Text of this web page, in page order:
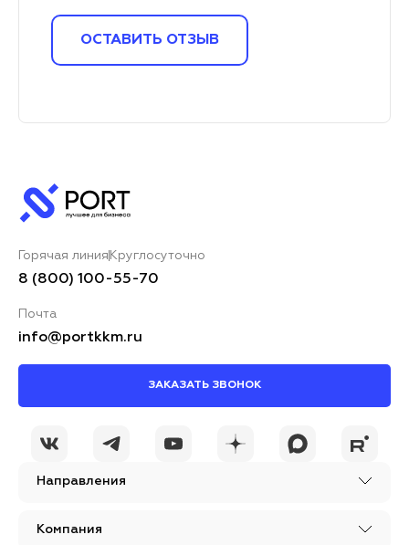
ОСТАВИТЬ ОТЗЫВ
Направления
Компания
Горячая линия Круглосуточно
8 (800) 100-55-70
Почта
info@portkkm.ru
ЗАКАЗАТЬ ЗВОНОК